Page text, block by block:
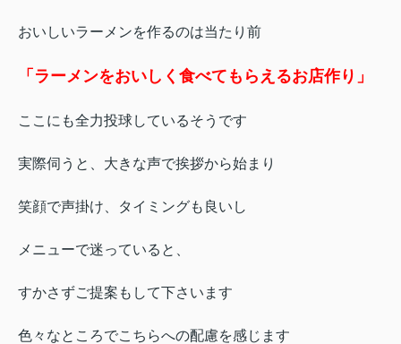
おいしいラーメンを作るのは当たり前
「ラーメンをおいしく食べてもらえるお店作り」
ここにも全力投球しているそうです
実際伺うと、大きな声で挨拶から始まり
笑顔で声掛け、タイミングも良いし
メニューで迷っていると、
すかさずご提案もして下さいます
色々なところでこちらへの配慮を感じます